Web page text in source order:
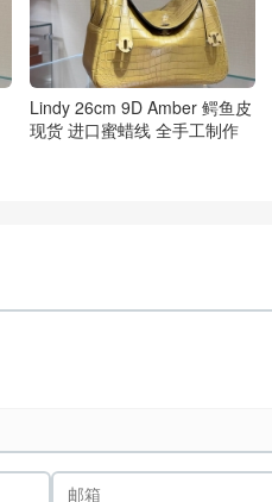
Lindy 26cm 9D Amber 鳄鱼皮
现货 进口蜜蜡线 全手工制作